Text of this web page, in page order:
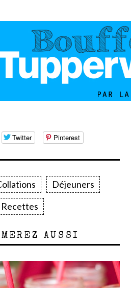
Twitter Pinterest
Déjeuners
Recettes
AUSSI